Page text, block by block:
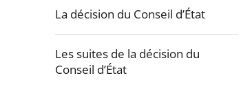
après
La décision du Conseil d’État
Les suites de la décision du
Conseil d’État